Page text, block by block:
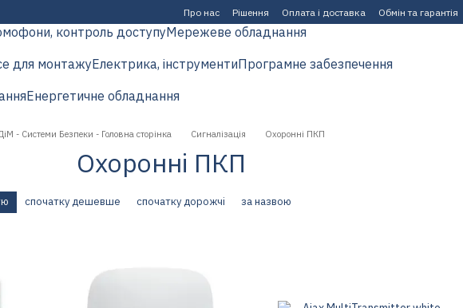
Про нас Рішення Оплата і доставка Обмін та гарантія
контроль доступуМережеве обладнання
для монтажуЕлектрика, інструментиПрограмне забезпечення
Енергетичне обладнання
- Системи Безпеки - Головна сторінка Сигналізація Охоронні ПКП
Охоронні ПКП
спочатку дешевше спочатку дорожчі за назвою